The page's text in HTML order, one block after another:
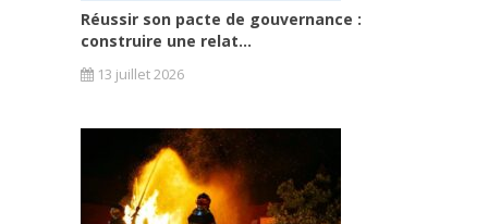
Réussir son pacte de gouvernance :
construire une relat...
13 juillet 2026